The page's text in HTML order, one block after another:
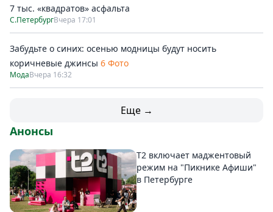
7 тыс. «квадратов» асфальта
С.ПетербургВчера 17:01
Забудьте о синих: осенью модницы будут носить
коричневые джинсы 6 Фото
МодаВчера 16:32
Еще →
Анонсы
Т2 включает маджентовый
режим на "Пикнике Афиши"
в Петербурге